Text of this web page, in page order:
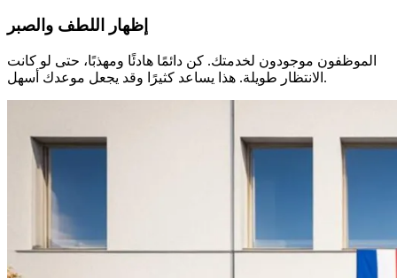
إظهار اللطف والصبر
الموظفون موجودون لخدمتك. كن دائمًا هادئًا ومهذبًا، حتى لو كانت
الانتظار طويلة. هذا يساعد كثيرًا وقد يجعل موعدك أسهل.